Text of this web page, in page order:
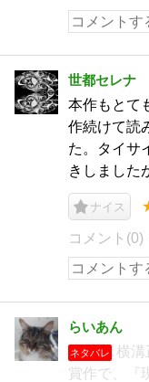
世都セレナ
本作もとて
作続けて読
た。タイサ
きしました
ナイス
コメント(0)
らいあん
ネタバレ
横溝
賞作で、『